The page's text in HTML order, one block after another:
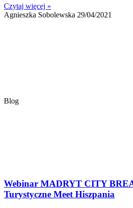
Czytaj więcej »
Agnieszka Sobolewska 29/04/2021
Blog
Webinar MADRYT CITY
Turystyczne Meet Hiszpania